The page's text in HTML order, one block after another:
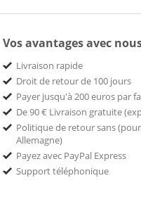
Vos avantages avec
Livraison rapide
Droit de retour de 100 jours
Payer jusqu'à 200 euros par
De 90 € Livraison gratuite
Politique de retour sans
Allemagne)
Payez avec PayPal Express
Support téléphonique